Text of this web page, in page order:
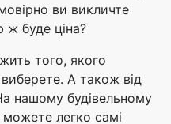
ви викличте
буде ціна?
того, якого
А також від
нашому будівельному
можете легко самі